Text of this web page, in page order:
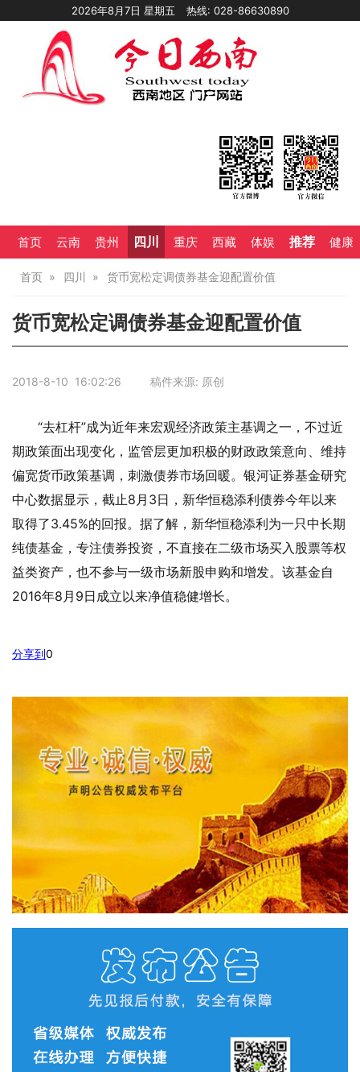
2026年8月7日 星期五 热线: 028-86630890
首页 云南 贵州 四川 重庆 西藏 体娱 推荐 健康
首页 四川 货币宽松定调债券基金迎配置价值
货币宽松定调债券基金迎配置价值
2018-8-10 16:02:26 稿件来源: 原创
“去杠杆”成为近年来宏观经济政策主基调之一，不过近
期政策面出现变化，监管层更加积极的财政政策意向、维持
偏宽货币政策基调，刺激债券市场回暖。银河证券基金研究
中心数据显示，截止8月3日，新华恒稳添利债券今年以来
取得了3.45%的回报。据了解，新华恒稳添利为一只中长期
纯债基金，专注债券投资，不直接在二级市场买入股票等权
益类资产，也不参与一级市场新股申购和增发。该基金自
2016年8月9日成立以来净值稳健增长。
分享到0